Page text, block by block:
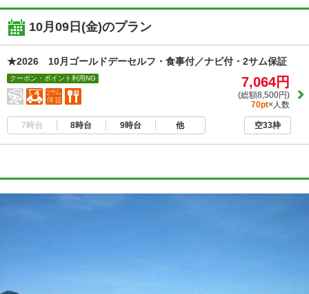
10月09日(金)のプラン
★2026 10月ゴールドデーセルフ・食事付／ナビ付・2サム保証
クーポン・ポイント利用NG 7,064円
(総額8,500円)
70pt×人数
7時台 8時台 9時台 他 空33枠